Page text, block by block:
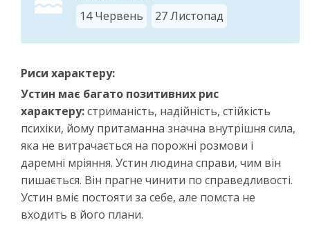
14 Червень
27 Листопад
Риси характеру:
Устин має багато позитивних рис
характеру:стриманість, надійність, стійкість
психіки, йому притаманна значна внутрішня сила,
яка не витрачається на порожні розмови і
даремні мріяння. Устин людина справи, чим він
пишається. Він прагне чинити по справедливості.
Устин вміє постояти за себе, але помста не
входить в його плани.